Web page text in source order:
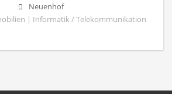
Neuenhof
| Informatik / Telekommunikation